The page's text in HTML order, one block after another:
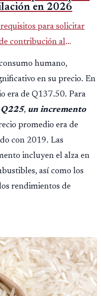
en 2026
para solicitar
contribución al
años de servicio sin
humano,
en su precio. En
era de Q137.50. Para
Q225, un incremento
promedio era de
con 2019. Las
incluyen el alza en
así como los
rendimientos de